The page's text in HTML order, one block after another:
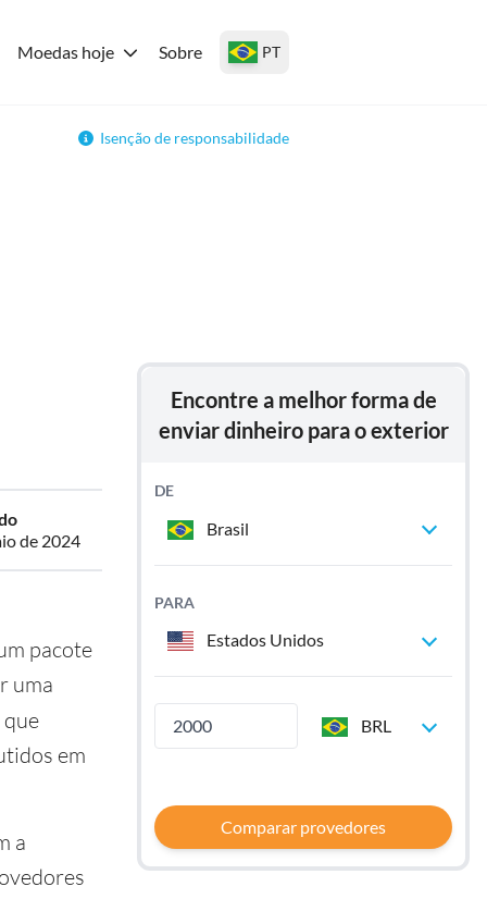
Moedas hoje Sobre PT
Isenção de responsabilidade
de 2024
pacote
uma
em
a
Encontre a melhor forma de
enviar dinheiro para o exterior
DE
Brasil
PARA
Estados Unidos
BRL
Comparar provedores